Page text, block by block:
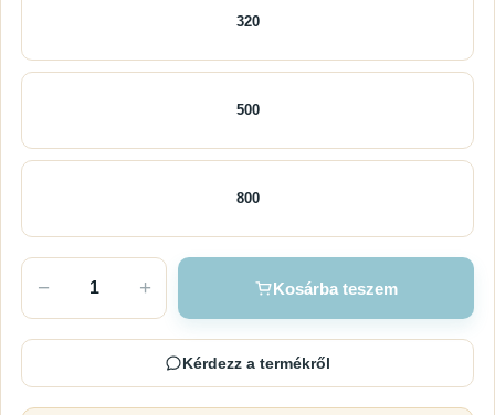
320
500
800
− + Kosárba teszem
Kérdezz a termékről